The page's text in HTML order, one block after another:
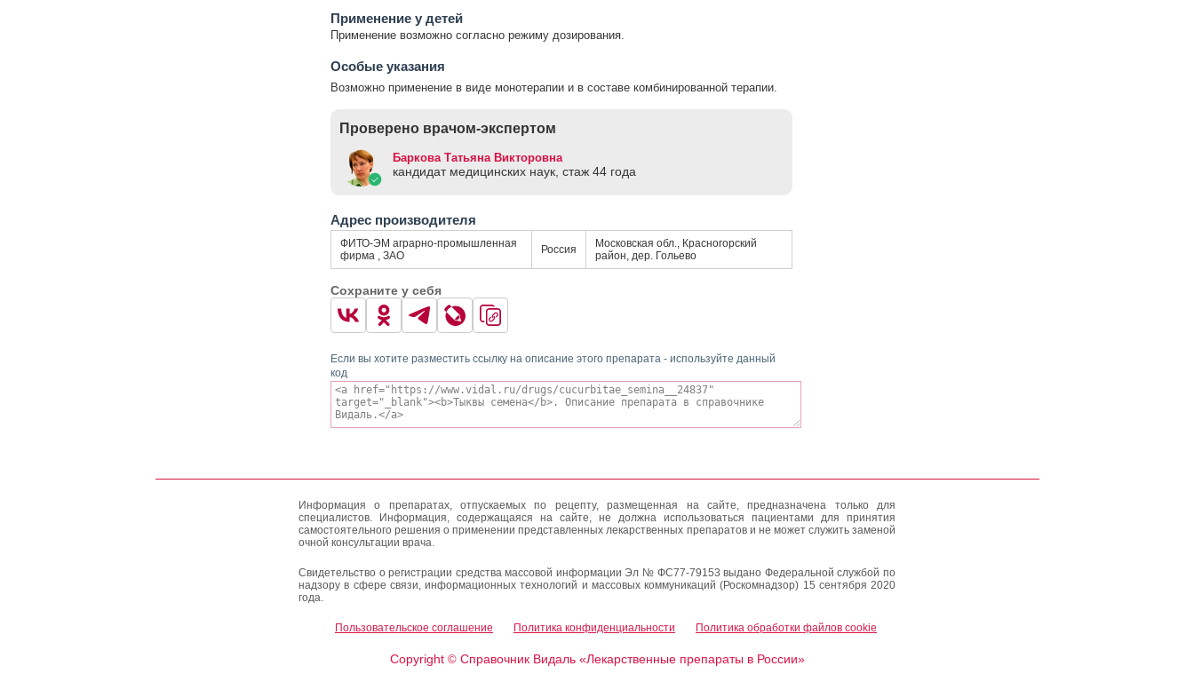
Применение у детей
Применение возможно согласно режиму дозирования.
Особые указания
Возможно применение в виде монотерапии и в составе комбинированной терапии.
Проверено врачом-экспертом
Баркова Татьяна Викторовна
кандидат медицинских наук, стаж 44 годa
Адрес производителя
ФИТО-ЭМ аграрно-промышленная
фирма , ЗАО
Россия
Московская обл., Красногорский
район, дер. Гольево
Сохраните у себя
Если вы хотите разместить ссылку на описание этого препарата - используйте данный
код
Информация о препаратах, отпускаемых по рецепту, размещенная на сайте, предназначена только для
специалистов. Информация, содержащаяся на сайте, не должна использоваться пациентами для принятия
самостоятельного решения о применении представленных лекарственных препаратов и не может служить заменой
очной консультации врача.
Свидетельство о регистрации средства массовой информации Эл № ФС77-79153 выдано Федеральной службой по
надзору в сфере связи, информационных технологий и массовых коммуникаций (Роскомнадзор) 15 сентября 2020
года.
Пользовательское соглашение Политика конфиденциальности Политика обработки файлов cookie
Copyright ©Справочник Видаль «Лекарственные препараты в России»